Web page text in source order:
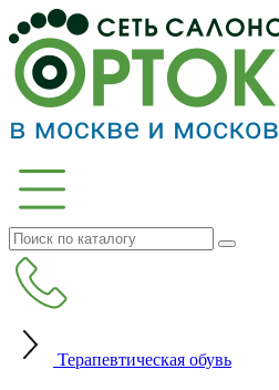
Терапевтическая обувь